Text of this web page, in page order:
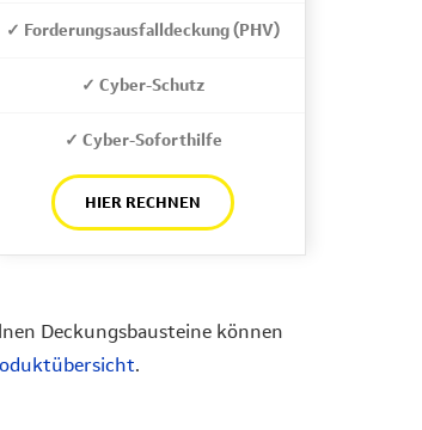
✓ Forderungsausfalldeckung (PHV)
✓ Cyber-Schutz
✓ Cyber-Soforthilfe
HIER RECHNEN
Deckungsbausteine können
.